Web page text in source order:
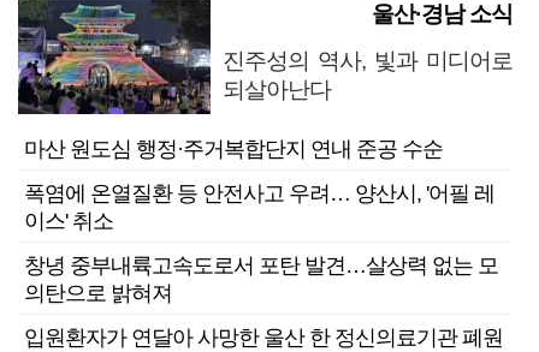
울산·경남 소식
진주성의 역사, 빛과 미디어로
되살아난다
마산 원도심 행정·주거복합단지 연내 준공 수순
폭염에 온열질환 등 안전사고 우려… 양산시, '어필 레
이스' 취소
창녕 중부내륙고속도로서 포탄 발견…살상력 없는 모
의탄으로 밝혀져
입원환자가 연달아 사망한 울산 한 정신의료기관 폐원